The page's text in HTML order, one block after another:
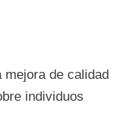
mejora de calidad
individuos